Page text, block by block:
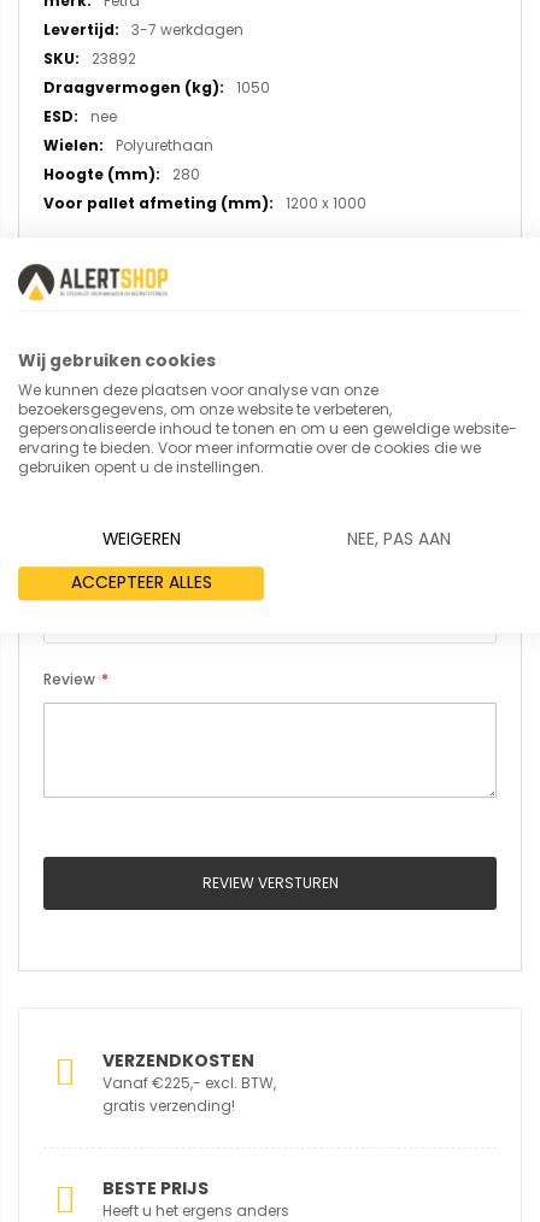
3-7 werkdagen
23892
1050
nee
Polyurethaan
280
1200 x 1000
Palletonderwagen 23892 voor
routetreinen
Uw naam
Samenvatting
Review
REVIEW VERSTUREN
VERZENDKOSTEN
Vanaf €225,- excl. BTW,
gratis verzending!
BESTE PRIJS
Heeft u het ergens anders
Wij gebruiken cookies
We kunnen deze plaatsen voor analyse van onze
bezoekersgegevens, om onze website te verbeteren,
gepersonaliseerde inhoud te tonen en om u een geweldige website-
ervaring te bieden. Voor meer informatie over de cookies die we
gebruiken opent u de instellingen.
WEIGEREN
NEE, PAS AAN
ACCEPTEER ALLES